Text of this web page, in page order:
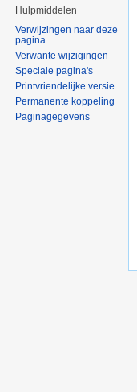
Hulpmiddelen
Verwijzingen naar deze
pagina
Verwante wijzigingen
Speciale pagina's
Printvriendelijke versie
Permanente koppeling
Paginagegevens